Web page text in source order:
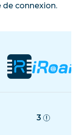
connexion.
3